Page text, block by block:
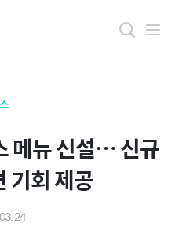
메뉴 신설… 신규
기회 제공
24